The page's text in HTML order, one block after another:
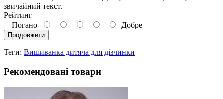
звичайний текст.
Рейтинг
Погано
Добре
Продовжити
Теги: Вишиванка дитяча для дівчинки
Рекомендовані товари